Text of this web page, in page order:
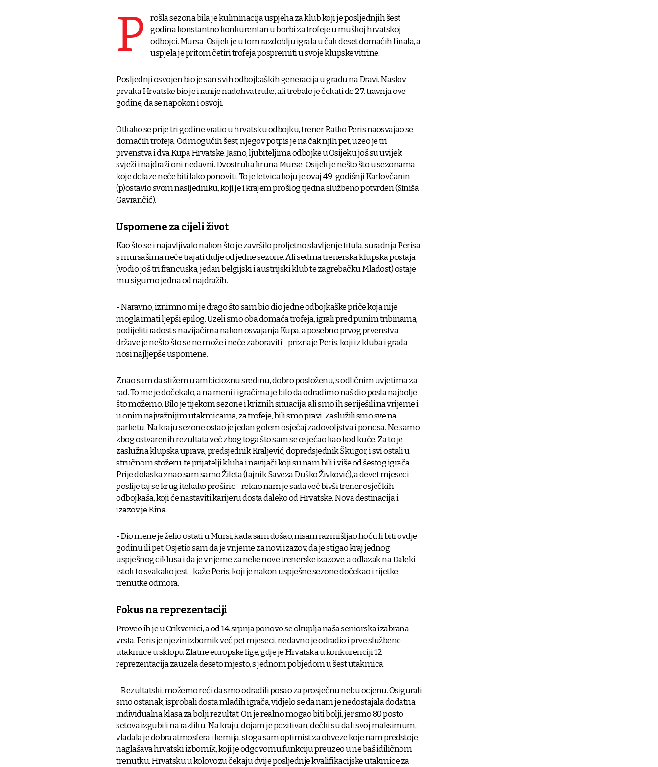
P
rošla sezona bila je kulminacija uspjeha za klub koji je posljednjih šest
godina konstantno konkurentan u borbi za trofeje u muškoj hrvatskoj
odbojci. Mursa-Osijek je u tom razdoblju igrala u čak deset domaćih finala, a
uspjela je pritom četiri trofeja pospremiti u svoje klupske vitrine.
Posljednji osvojen bio je san svih odbojkaških generacija u gradu na Dravi. Naslov
prvaka Hrvatske bio je i ranije nadohvat ruke, ali trebalo je čekati do 27. travnja ove
godine, da se napokon i osvoji.
Otkako se prije tri godine vratio u hrvatsku odbojku, trener Ratko Peris naosvajao se
domaćih trofeja. Od mogućih šest, njegov potpis je na čak njih pet, uzeo je tri
prvenstva i dva Kupa Hrvatske. Jasno, ljubiteljima odbojke u Osijeku još su uvijek
svježi i najdraži oni nedavni. Dvostruka kruna Murse-Osijek je nešto što u sezonama
koje dolaze neće biti lako ponoviti. To je letvica koju je ovaj 49-godišnji Karlovčanin
(p)ostavio svom nasljedniku, koji je i krajem prošlog tjedna službeno potvrđen (Siniša
Gavrančić).
Uspomene za cijeli život
Kao što se i najavljivalo nakon što je završilo proljetno slavljenje titula, suradnja Perisa
s mursašima neće trajati dulje od jedne sezone. Ali sedma trenerska klupska postaja
(vodio još tri francuska, jedan belgijski i austrijski klub te zagrebačku Mladost) ostaje
mu sigurno jedna od najdražih.
- Naravno, iznimno mi je drago što sam bio dio jedne odbojkaške priče koja nije
mogla imati ljepši epilog. Uzeli smo oba domaća trofeja, igrali pred punim tribinama,
podijeliti radost s navijačima nakon osvajanja Kupa, a posebno prvog prvenstva
države je nešto što se ne može i neće zaboraviti - priznaje Peris, koji iz kluba i grada
nosi najljepše uspomene.
Znao sam da stižem u ambicioznu sredinu, dobro posloženu, s odličnim uvjetima za
rad. To me je dočekalo, a na meni i igračima je bilo da odradimo naš dio posla najbolje
što možemo. Bilo je tijekom sezone i kriznih situacija, ali smo ih se riješili na vrijeme i
u onim najvažnijim utakmicama, za trofeje, bili smo pravi. Zaslužili smo sve na
parketu. Na kraju sezone ostao je jedan golem osjećaj zadovoljstva i ponosa. Ne samo
zbog ostvarenih rezultata već zbog toga što sam se osjećao kao kod kuće. Za to je
zaslužna klupska uprava, predsjednik Kraljević, dopredsjednik Škugor, i svi ostali u
stručnom stožeru, te prijatelji kluba i navijači koji su nam bili i više od šestog igrača.
Prije dolaska znao sam samo Žileta (tajnik Saveza Duško Živković), a devet mjeseci
poslije taj se krug itekako proširio - rekao nam je sada već bivši trener osječkih
odbojkaša, koji će nastaviti karijeru dosta daleko od Hrvatske. Nova destinacija i
izazov je Kina.
- Dio mene je želio ostati u Mursi, kada sam došao, nisam razmišljao hoću li biti ovdje
godinu ili pet. Osjetio sam da je vrijeme za novi izazov, da je stigao kraj jednog
uspješnog ciklusa i da je vrijeme za neke nove trenerske izazove, a odlazak na Daleki
istok to svakako jest - kaže Peris, koji je nakon uspješne sezone dočekao i rijetke
trenutke odmora.
Fokus na reprezentaciji
Proveo ih je u Crikvenici, a od 14. srpnja ponovo se okuplja naša seniorska izabrana
vrsta. Peris je njezin izbornik već pet mjeseci, nedavno je odradio i prve službene
utakmice u sklopu Zlatne europske lige, gdje je Hrvatska u konkurenciji 12
reprezentacija zauzela deseto mjesto, s jednom pobjedom u šest utakmica.
- Rezultatski, možemo reći da smo odradili posao za prosječnu neku ocjenu. Osigurali
smo ostanak, isprobali dosta mladih igrača, vidjelo se da nam je nedostajala dodatna
individualna klasa za bolji rezultat. On je realno mogao biti bolji, jer smo 80 posto
setova izgubili na razliku. Na kraju, dojam je pozitivan, dečki su dali svoj maksimum,
vladala je dobra atmosfera i kemija, stoga sam optimist za obveze koje nam predstoje -
naglašava hrvatski izbornik, koji je odgovornu funkciju preuzeo u ne baš idiličnom
trenutku. Hrvatsku u kolovozu čekaju dvije posljednje kvalifikacijske utakmice za